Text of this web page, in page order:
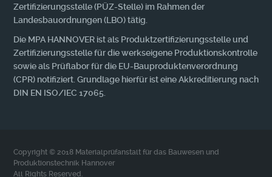
Zertifizierungsstelle (PÜZ-Stelle) im Rahmen der
Landesbauordnungen (LBO) tätig.
Die MPA HANNOVER ist als Produktzertifizierungsstelle und
Zertifizierungsstelle für die werkseigene Produktionskontrolle
sowie als Prüflabor für die EU-Bauproduktenverordnung
(CPR) notifiziert. Grundlage hierfür ist eine Akkreditierung nach
DIN EN ISO/IEC 17065.
Copyright © 2018 Materialprüfanstalt für das Bauwesen und
Produktionstechnik Hannover
All Rights Reserved.